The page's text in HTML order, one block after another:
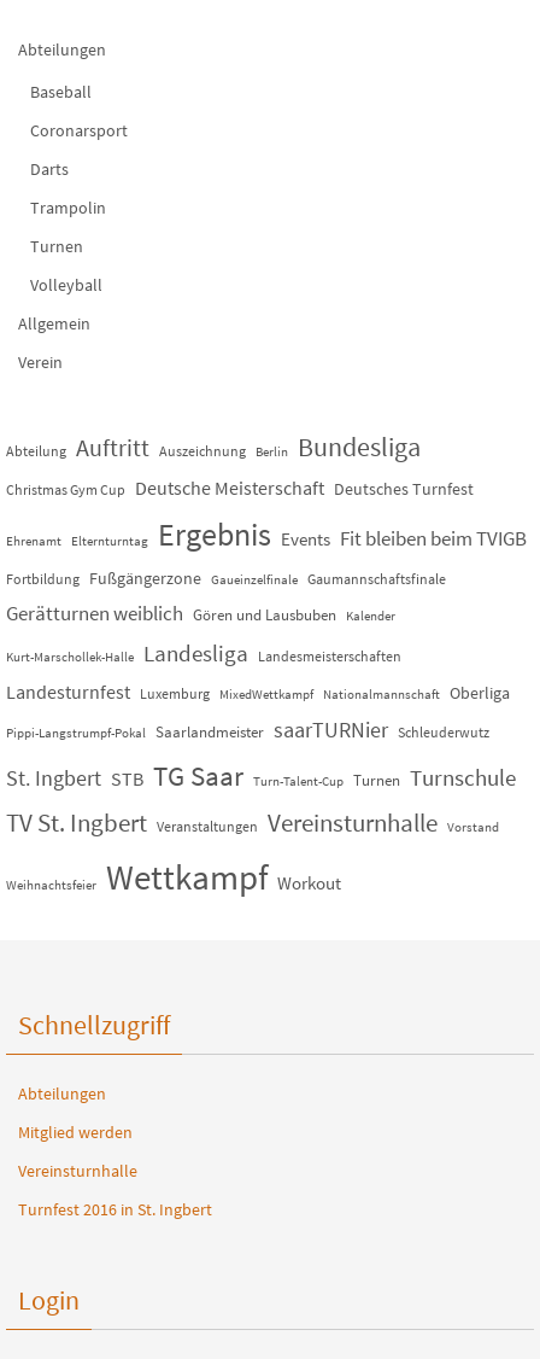
Abteilungen
Baseball
Coronarsport
Darts
Trampolin
Turnen
Volleyball
Allgemein
Verein
Abteilung Auftritt Auszeichnung Berlin Bundesliga
Christmas Gym Cup Deutsche Meisterschaft Deutsches Turnfest
Ehrenamt Elternturntag Ergebnis Events Fit bleiben beim TVIGB
Fortbildung Fußgängerzone Gaueinzelfinale Gaumannschaftsfinale
Gerätturnen weiblich Gören und Lausbuben Kalender
Kurt-Marschollek-Halle Landesliga Landesmeisterschaften
Landesturnfest Luxemburg MixedWettkampf Nationalmannschaft Oberliga
Pippi-Langstrumpf-Pokal Saarlandmeister saarTURNier Schleuderwutz
St. Ingbert STB TG Saar Turn-Talent-Cup Turnen Turnschule
TV St. Ingbert Veranstaltungen Vereinsturnhalle Vorstand
Weihnachtsfeier Wettkampf Workout
Schnellzugriff
Abteilungen
Mitglied werden
Vereinsturnhalle
Turnfest 2016 in St. Ingbert
Login